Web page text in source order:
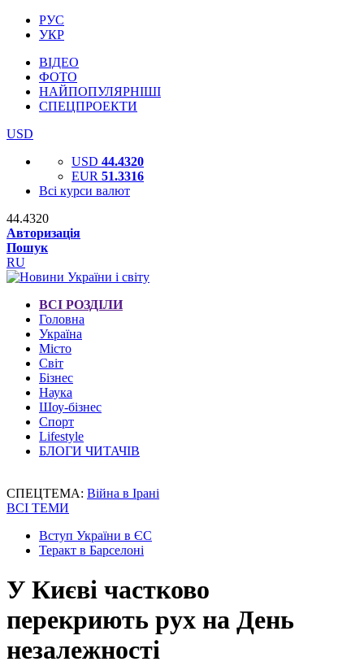
РУС
УКР
ВІДЕО
ФОТО
НАЙПОПУЛЯРНІШІ
СПЕЦПРОЕКТИ
USD
USD 44.4320
EUR 51.3316
Всі курси валют
44.4320
Авторизація
Пошук
RU
ВСІ РОЗДІЛИ
Головна
Україна
Місто
Світ
Бізнес
Наука
Шоу-бізнес
Спорт
Lifestyle
БЛОГИ ЧИТАЧІВ
СПЕЦТЕМА: Війна в Ірані
ВСІ ТЕМИ
Вступ України в ЄС
Теракт в Барселоні
У Києві частково
перекриють рух на День
незалежності